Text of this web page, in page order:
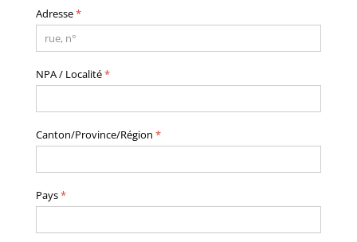
Adresse*
NPA / Localité*
Canton/Province/Région *
Pays*